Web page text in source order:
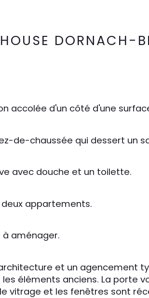
DORNACH-
d'un côté d'une
de-chaussée qui dessert un
avec douche et un toilette.
appartements.
à aménager.
et un agencement
éléments anciens. La porte
vitrage et les fenêtres sont